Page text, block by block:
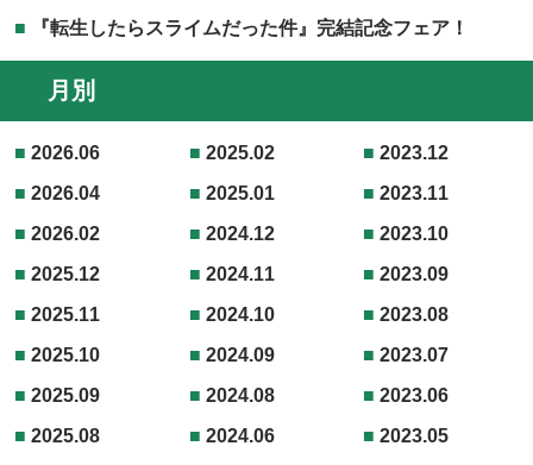
『転生したらスライムだった件』完結記念フェア！
月別
2026.06
2026.04
2026.02
2025.12
2025.11
2025.10
2025.09
2025.08
2025.02
2025.01
2024.12
2024.11
2024.10
2024.09
2024.08
2024.06
2023.12
2023.11
2023.10
2023.09
2023.08
2023.07
2023.06
2023.05